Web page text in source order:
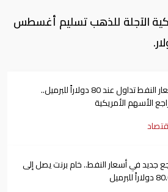
الآجلة للذهب تسليم ‌أغسطس
أسعار النفط تداول عند 80 دولاراً للبرميل..
الأسهم الأمريكية
جديد في أسعار النفط.. خام برنت يصل إلى
للبرميل